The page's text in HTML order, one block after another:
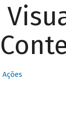
Ações